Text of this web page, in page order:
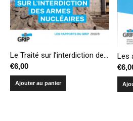
Le Traité sur l’interdiction des armes nucléaires
€6,00
Ajouter au panier
€